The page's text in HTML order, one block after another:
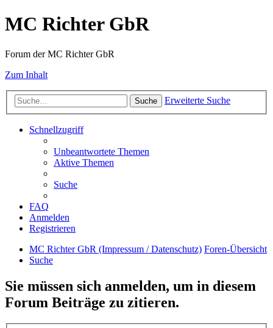
MC Richter GbR
Forum der MC Richter GbR
Zum Inhalt
Suche Erweiterte Suche
Schnellzugriff
Unbeantwortete Themen
Aktive Themen
Suche
FAQ
Anmelden
Registrieren
MC Richter GbR (Impressum / Datenschutz) Foren-Übersicht
Suche
Sie müssen sich anmelden, um in diesem
Forum Beiträge zu zitieren.